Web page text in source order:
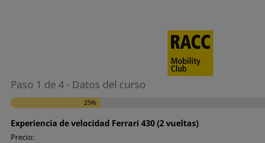
Paso 1 de4 - Datos del curso
25%
Experiencia de velocidad Ferrari 430 (2 vueltas)
Precio: